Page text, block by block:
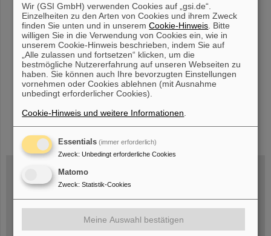
« .... 118 119 120 121 122 123 124
126
127 .... »
Mittwoch, 19.08.2026, 14 Uhr
Anmeldung und weitere Informationen
Wir (GSI GmbH) verwenden Cookies auf „gsi.de“.
Einzelheiten zu den Arten von Cookies und ihrem Zweck
finden Sie unten und in unseremCookie-Hinweis . Bitte
willigen Sie in die Verwendung von Cookies ein, wie in
unserem Cookie-Hinweis beschrieben, indem Sie auf
„Alle zulassen und fortsetzen“ klicken, um die
bestmögliche Nutzererfahrung auf unseren Webseiten zu
haben. Sie können auch Ihre bevorzugten Einstellungen
vornehmen oder Cookies ablehnen (mit Ausnahme
unbedingt erforderlicher Cookies).
Cookie-Hinweis und weitere Informationen
Essentials (immer erforderlich)
Zweck: Unbedingt erforderliche Cookies
Matomo
Zweck: Statistik-Cookies
Meine Auswahl bestätigen